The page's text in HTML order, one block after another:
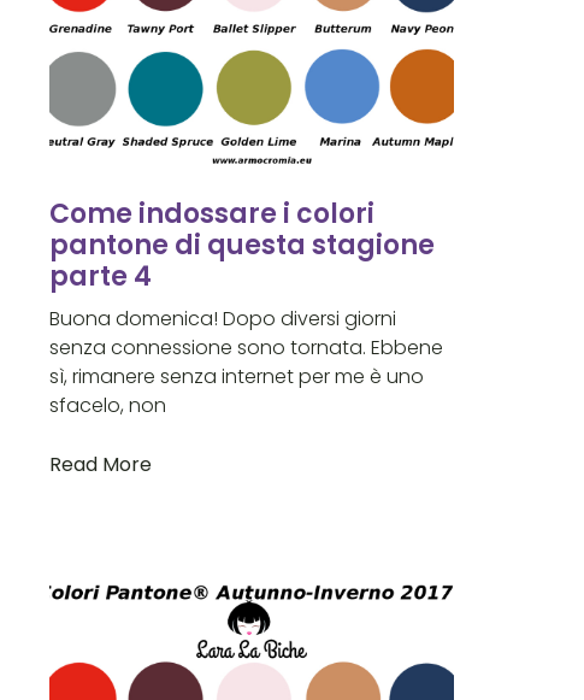
Come indossare i colori
pantone di questa stagione
parte 4
Buona domenica! Dopo diversi giorni
senza connessione sono tornata. Ebbene
sì, rimanere senza internet per me è uno
sfacelo, non
Read More